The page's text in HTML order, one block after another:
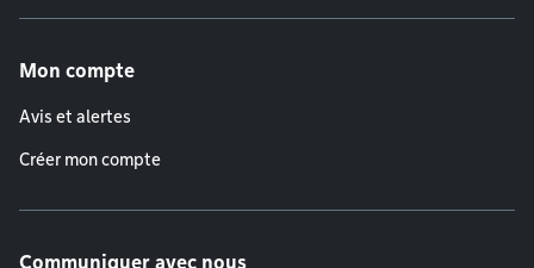
Mon compte
Avis et alertes
Créer mon compte
Communiquer avec nous